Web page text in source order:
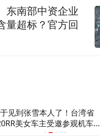
见到张雪本人了！台湾省
美女车主受邀参观机车工
东南部中资企业
量超标？官方回